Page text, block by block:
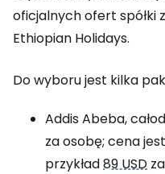
oficjalnych ofert spółki
Ethiopian Holidays.
Do wyboru jest kilka
Addis Abeba,
za osobę; cena
przykład89 USD